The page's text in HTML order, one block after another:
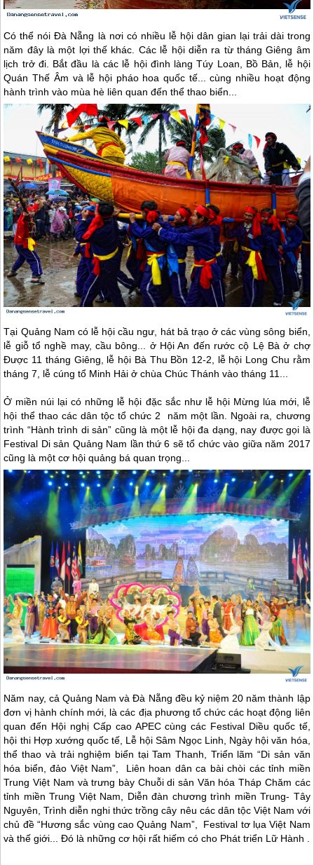
Có thể nóiĐà Nẵng là nơi có nhiều lễ hội dân gian lại trải dài trong
năm đây là một lợi thế khác. Các lễ hội diễn ra từ tháng Giêng âm
lịch trở đi. Bắt đầu là các lễ hội đình làng Túy Loan, Bồ Bản, lễ hội
Quán Thế Âm và lễ hội pháo hoa quốc tế... cùng nhiều hoạt động
hành trình vào mùa hè liên quan đến thể thao biển...
Tại Quảng Nam có lễ hội cầu ngư, hát bả trạo ở các vùng sông biển,
lễ giỗ tổ nghề may, cầu bông... ở Hội An đến rước cộ Lệ Bà ở chợ
Được 11 tháng Giêng, lễ hội Bà Thu Bồn 12-2, lễ hội Long Chu rằm
tháng 7, lễ cúng tổ Minh Hải ở chùa Chúc Thánh vào tháng 11...
Ở miền núi lại có những lễ hội đặc sắc như lễ hội Mừng lúa mới, lễ
hội thể thao các dân tộc tổ chức 2 năm một lần. Ngoài ra, chương
trình “Hành trình di sản” cũng là một lễ hội đa dạng, nay được gọi là
Festival Di sản Quảng Nam lần thứ 6 sẽ tổ chức vào giữa năm 2017
cũng là một cơ hội quảng bá quan trọng...
Năm nay, cả Quảng Nam vàĐà Nẵng đều kỷ niệm 20 năm thành lập
đơn vị hành chính mới, là các địa phương tổ chức các hoạt động liên
quan đến Hội nghị Cấp cao APEC cùng các Festival Diều quốc tế,
hội thi Hợp xướng quốc tế, Lễ hội Sâm Ngọc Linh, Ngày hội văn hóa,
thể thao và trải nghiệm biển tại Tam Thanh, Triển lãm “Di sản văn
hóa biển, đảo Việt Nam”, Liên hoan dân ca bài chòi các tỉnh miền
Trung Việt Nam và trưng bày Chuỗi di sản Văn hóa Tháp Chăm các
tỉnh miền Trung Việt Nam, Diễn đàn chương trình miền Trung- Tây
Nguyên, Trình diễn nghi thức trồng cây nêu các dân tộc Việt Nam với
chủ đề “Hương sắc vùng cao Quảng Nam”, Festival tơ lụa Việt Nam
và thế giới... Đó là những cơ hội rất hiếm có cho Phát triển Lữ Hành .